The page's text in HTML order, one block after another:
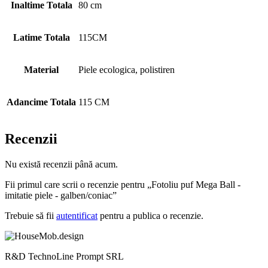
Inaltime Totala 80 cm
Latime Totala 115CM
Material Piele ecologica, polistiren
Adancime Totala 115 CM
Recenzii
Nu există recenzii până acum.
Fii primul care scrii o recenzie pentru „Fotoliu puf Mega Ball -
imitatie piele - galben/coniac”
Trebuie să fii autentificat pentru a publica o recenzie.
R&D TechnoLine Prompt SRL